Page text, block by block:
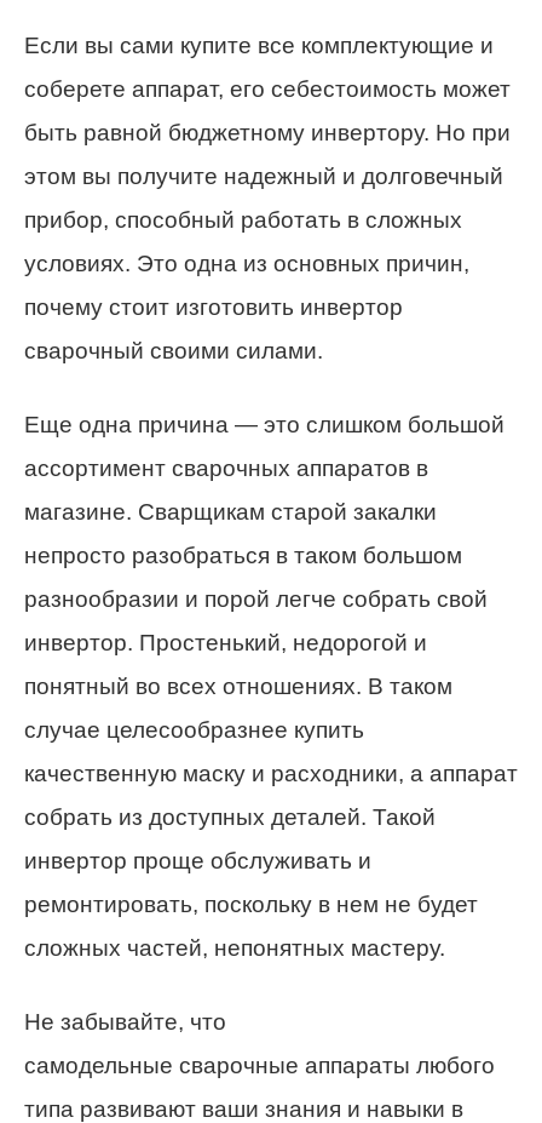
Если вы сами купите все комплектующие и
соберете аппарат, его себестоимость может
быть равной бюджетному инвертору. Но при
этом вы получите надежный и долговечный
прибор, способный работать в сложных
условиях. Это одна из основных причин,
почему стоит изготовить инвертор
сварочный своими силами.
Еще одна причина — это слишком большой
ассортимент сварочных аппаратов в
магазине. Сварщикам старой закалки
непросто разобраться в таком большом
разнообразии и порой легче собрать свой
инвертор. Простенький, недорогой и
понятный во всех отношениях. В таком
случае целесообразнее купить
качественную маску и расходники, а аппарат
собрать из доступных деталей. Такой
инвертор проще обслуживать и
ремонтировать, поскольку в нем не будет
сложных частей, непонятных мастеру.
Не забывайте, что
самодельные сварочные аппараты любого
типа развивают ваши знания и навыки в